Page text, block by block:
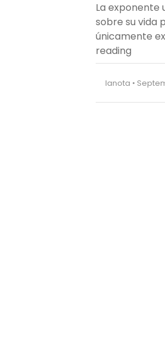
La exponente
sobre su vida
únicamente
reading
lanota •